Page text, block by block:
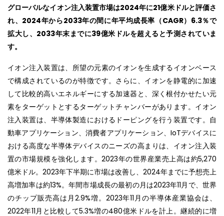
グローバルなイオン注入装置市場は2024年に21億米ドルと評価さ
れ、2024年から2033年の間に年平均成長率（CAGR）6.3％で
拡大し、2033年末までに39億米ドルを超えると予測されていま
す。
イオン注入装置は、所望の元素のイオンを生成するイオンベース
で構成されているのが特徴です。さらに、イオンを静電的に加速
して比較的高いエネルギーにする加速器と、深く根付かせたい元
素をターゲットとするターゲットチャンバーがあります。イオン
注入装置は、半導体製造におけるドーピングを行う装置です。自
動車アプリケーション、消費者アプリケーション、IoTデバイスに
おける高度な半導体デバイスのニーズの高まりは、イオン注入装
置の市場規模を強化します。2023年の世界産業売上高は約5,270
億米ドル。2023年下半期に市場は改善し、2024年までに予想売上
高増加率は約13%。年間市場成長の最初の月は2023年11月で、世界
のチップ販売高は月2.9%増。2023年11月の半導体産業協会は、
2022年11月と比較して5.3%増の480億米ドルを計上。継続的に増